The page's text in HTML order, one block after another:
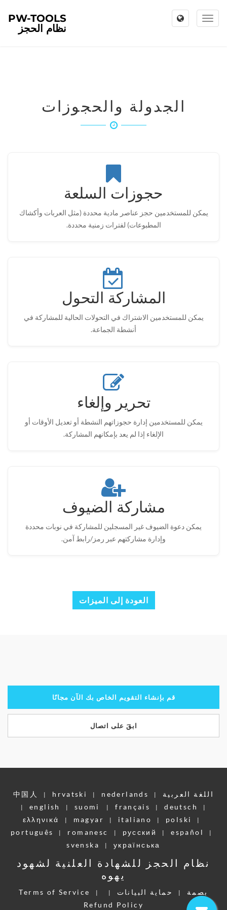
Toggle
PW-TOOLS
نظام الحجز
الجدولة والحجوزات
حجوزات السلعة
يمكن للمستخدمين حجز عناصر مادية محددة (مثل العربات وأكشاك
المطبوعات) لفترات زمنية محددة.
المشاركة التحول
يمكن للمستخدمين الاشتراك في التحولات الحالية للمشاركة في
أنشطة الجماعة.
تحرير وإلغاء
يمكن للمستخدمين إدارة حجوزاتهم النشطة أو تعديل الأوقات أو
الإلغاء إذا لم يعد بإمكانهم المشاركة.
مشاركة الضيوف
يمكن دعوة الضيوف غير المسجلين للمشاركة في نوبات محددة
وإدارة مشاركتهم عبر رمز/رابط آمن.
العودة إلى الميزات
قم بإنشاء التقويم الخاص بك الآن مجانًا
ابقَ على اتصال
اللغة العربية |
中国人 | hrvatski | nederlands
| english | suomi | français | deutsch |
ελληνικά | magyar | italiano | polski |
português | romanesc | pусский | español |
svenska | українська
نظام الحجز للشهادة العلنية لشهود
يهوه
بصمة | حماية البيانات |
Terms of Service |
Refund Policy